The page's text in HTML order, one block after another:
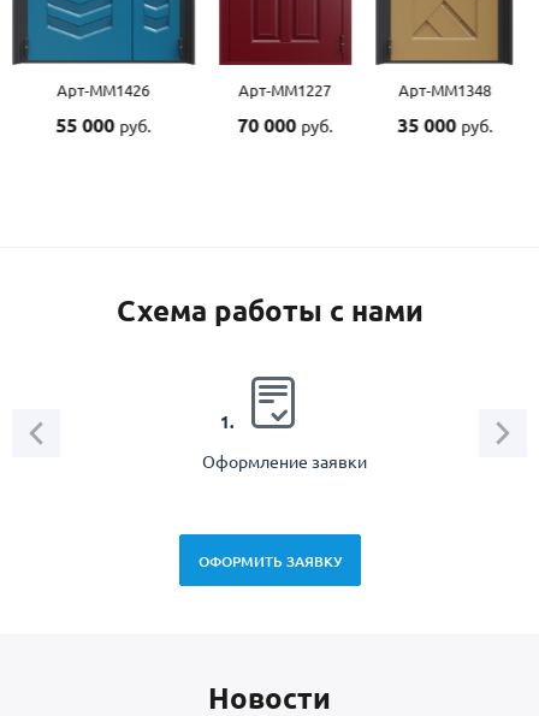
Арт-ММ1426
55 000 руб.
Арт-ММ1227
70 000 руб.
Арт-ММ1348
35 000 руб.
Схема работы с нами
1.
Оформление заявки
ОФОРМИТЬ ЗАЯВКУ
Новоcти